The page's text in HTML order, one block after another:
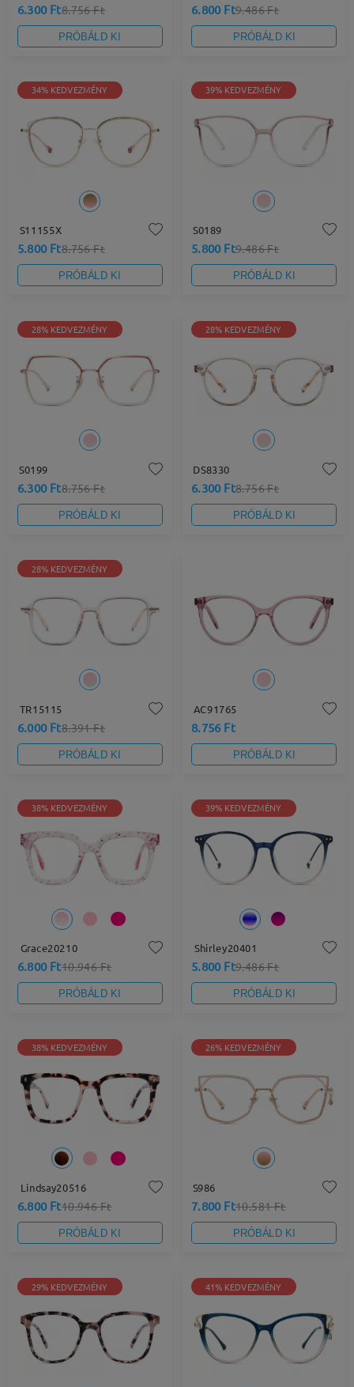
6.300 Ft8.756 Ft
PRÓBÁLD KI
6.800 Ft9.486 Ft
PRÓBÁLD KI
34% KEDVEZMÉNY
S11155X
5.800 Ft8.756 Ft
PRÓBÁLD KI
39% KEDVEZMÉNY
S0189
5.800 Ft9.486 Ft
PRÓBÁLD KI
28% KEDVEZMÉNY
S0199
6.300 Ft8.756 Ft
PRÓBÁLD KI
28% KEDVEZMÉNY
DS8330
6.300 Ft8.756 Ft
PRÓBÁLD KI
28% KEDVEZMÉNY
TR15115
6.000 Ft8.391 Ft
PRÓBÁLD KI
AC91765
8.756 Ft
PRÓBÁLD KI
38% KEDVEZMÉNY
Grace20210
6.800 Ft10.946 Ft
PRÓBÁLD KI
39% KEDVEZMÉNY
Shirley20401
5.800 Ft9.486 Ft
PRÓBÁLD KI
38% KEDVEZMÉNY
Lindsay20516
6.800 Ft10.946 Ft
PRÓBÁLD KI
26% KEDVEZMÉNY
S986
7.800 Ft10.581 Ft
PRÓBÁLD KI
29% KEDVEZMÉNY 41% KEDVEZMÉNY